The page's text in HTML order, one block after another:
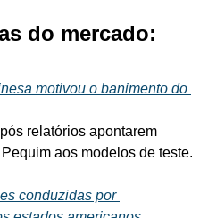
do mercado:
motivou o banimento do
relatórios apontarem
aos modelos de teste.
conduzidas por